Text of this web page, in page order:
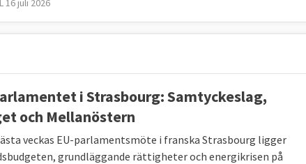
16 juli 2026
i Strasbourg: Samtyckeslag,
och Mellanöstern
veckas EU-parlamentsmöte i franska Strasbourg ligger
grundläggande rättigheter och energikrisen på